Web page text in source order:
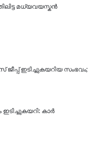
മധ്യവയസ്കൻ
ഇടിച്ചുകയറിയ സംഭവം;
കാര്‍